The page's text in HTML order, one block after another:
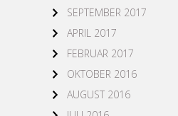
SEPTEMBER 2017
APRIL 2017
FEBRUAR 2017
OKTOBER 2016
AUGUST 2016